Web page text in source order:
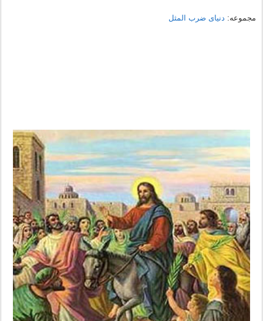
مجموعه: دنیای ضرب المثل